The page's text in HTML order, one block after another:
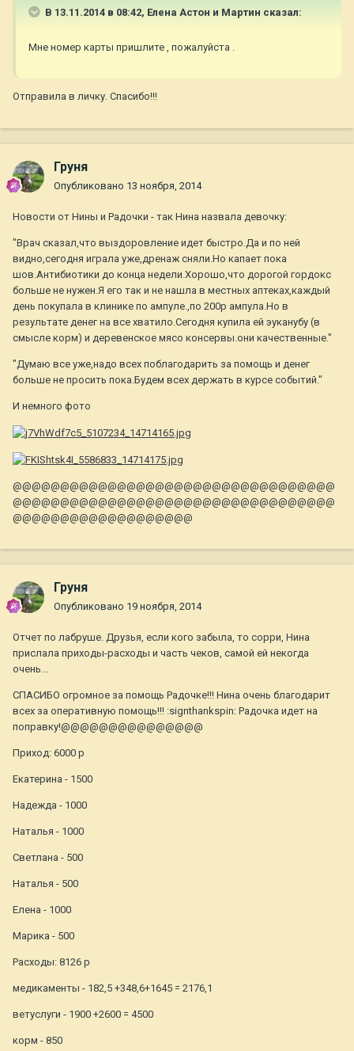
В 13.11.2014 в 08:42, Елена Астон и Мартин сказал:
Мне номер карты пришлите , пожалуйста .
Отправила в личку. Спасибо!!!
Груня
Опубликовано 13 ноября, 2014
Новости от Нины и Радочки - так Нина назвала девочку:
"Врач сказал,что выздоровление идет быстро.Да и по ней
видно,сегодня играла уже,дренаж сняли.Но капает пока
шов.Антибиотики до конца недели.Хорошо,что дорогой гордокс
больше не нужен.Я его так и не нашла в местных аптеках,каждый
день покупала в клинике по ампуле.,по 200р ампула.Но в
результате денег на все хватило.Сегодня купила ей эуканубу (в
смысле корм) и деревенское мясо консервы.они качественные."
"Думаю все уже,надо всех поблагодарить за помощь и денег
больше не просить пока.Будем всех держать в курсе событий."
И немного фото
@@@@@@@@@@@@@@@@@@@@@@@@@@@@@@@@@@
@@@@@@@@@@@@@@@@@@@@@@@@@@@@@@@@@@
@@@@@@@@@@@@@@@@@@@
Груня
Опубликовано 19 ноября, 2014
Отчет по лабруше. Друзья, если кого забыла, то сорри, Нина
прислала приходы-расходы и часть чеков, самой ей некогда
очень...
СПАСИБО огромное за помощь Радочке!!! Нина очень благодарит
всех за оперативную помощь!!! :signthankspin: Радочка идет на
поправку!@@@@@@@@@@@@@@@
Приход: 6000 р
Екатерина - 1500
Надежда - 1000
Наталья - 1000
Светлана - 500
Наталья - 500
Елена - 1000
Марика - 500
Расходы: 8126 р
медикаменты - 182,5 +348,6+1645 = 2176,1
ветуслуги - 1900 +2600 = 4500
корм - 850